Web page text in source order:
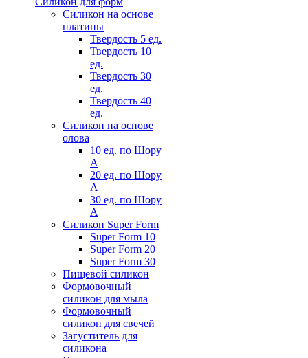
Силикон на основе
платины
Твердость 5 ед.
Твердость 10
ед.
Твердость 30
ед.
Твердость 40
ед.
Силикон на основе
олова
10 ед. по Шору
А
20 ед. по Шору
А
30 ед. по Шору
А
Силикон Super Form
Super Form 10
Super Form 20
Super Form 30
Пищевой силикон
Формовочный
силикон для мыла
Формовочный
силикон для свечей
Загуститель для
силикона